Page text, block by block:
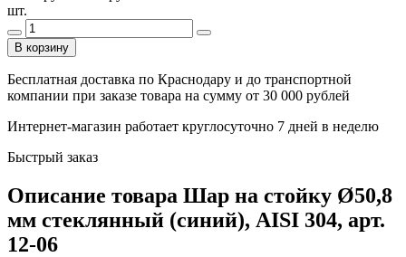
шт.
В корзину
Бесплатная доставка по Краснодару и до транспортной
компании при заказе товара на сумму от 30 000 рублей
Интернет-магазин работает круглосуточно 7 дней в неделю
Быстрый заказ
Описание товара Шар на стойку Ø50,8
мм стеклянный (синий), AISI 304, арт.
12-06